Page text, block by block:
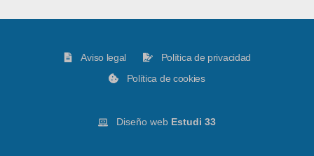
Aviso legal
Política de privacidad
Política de cookies
Diseño web Estudi 33